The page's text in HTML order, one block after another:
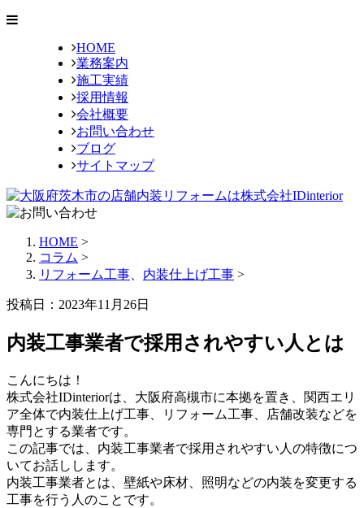
HOME
業務案内
施工実績
採用情報
会社概要
お問い合わせ
ブログ
サイトマップ
HOME >
コラム >
リフォーム工事
内装仕上げ工事 >
投稿日：2023年11月26日
内装工事業者で採用されやすい人とは
こんにちは！
株式会社IDinteriorは、大阪府高槻市に本拠を置き、関西エリ
ア全体で内装仕上げ工事、リフォーム工事、店舗改装などを
専門とする業者です。
この記事では、内装工事業者で採用されやすい人の特徴につ
いてお話しします。
内装工事業者とは、壁紙や床材、照明などの内装を変更する
工事を行う人のことです。